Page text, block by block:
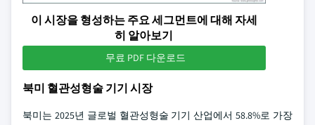
이 시장을 형성하는 주요 세그먼트에 대해 자세
히 알아보기
무료 PDF 다운로드
북미 혈관성형술 기기 시장
북미는 2025년 글로벌 혈관성형술 기기 산업에서 58.8%로 가장